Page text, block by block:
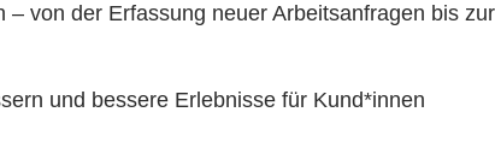
von der Erfassung neuer Arbeitsanfragen bis zur
und bessere Erlebnisse für Kund*innen